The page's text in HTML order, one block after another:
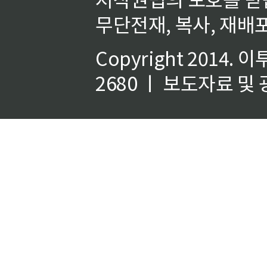
무단전재, 복사, 재배
Copyright 2014. 이
2680 ㅣ 보도자료